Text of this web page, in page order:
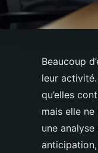
Beaucoup
leur
qu’elles
mais elle
une